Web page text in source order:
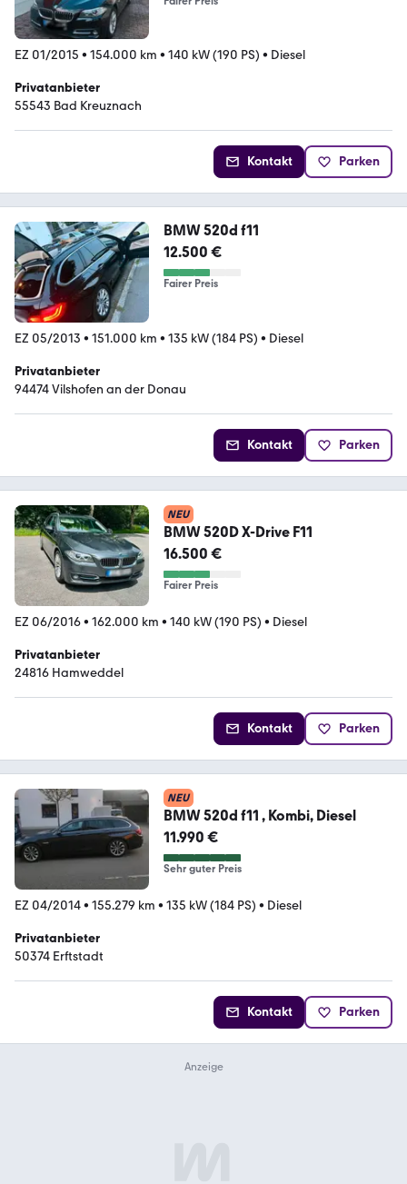
EZ 01/2015 • 154.000 km • 140 kW (190 PS) • Diesel
Privatanbieter
55543 Bad Kreuznach
Kontakt Parken
BMW 520d f11
12.500 €
Fairer Preis
EZ 05/2013 • 151.000 km • 135 kW (184 PS) • Diesel
Privatanbieter
94474 Vilshofen an der Donau
Kontakt Parken
NEU
BMW 520D X-Drive F11
16.500 €
Fairer Preis
EZ 06/2016• 162.000 km • 140 kW (190 PS) • Diesel
Privatanbieter
24816 Hamweddel
Kontakt Parken
NEU
BMW 520d f11 , Kombi, Diesel
11.990 €
Sehr guter Preis
EZ 04/2014• 155.279 km • 135 kW (184 PS) • Diesel
Privatanbieter
50374 Erftstadt
Kontakt Parken